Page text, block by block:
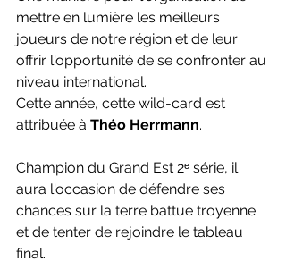
mettre en lumière les meilleurs
joueurs de notre région et de leur
offrir l'opportunité de se confronter au
niveau international.
Cette année, cette wild-card est
attribuée à Théo Herrmann.
Champion du Grand Est 2ᵉ série, il
aura l'occasion de défendre ses
chances sur la terre battue troyenne
et de tenter de rejoindre le tableau
final.